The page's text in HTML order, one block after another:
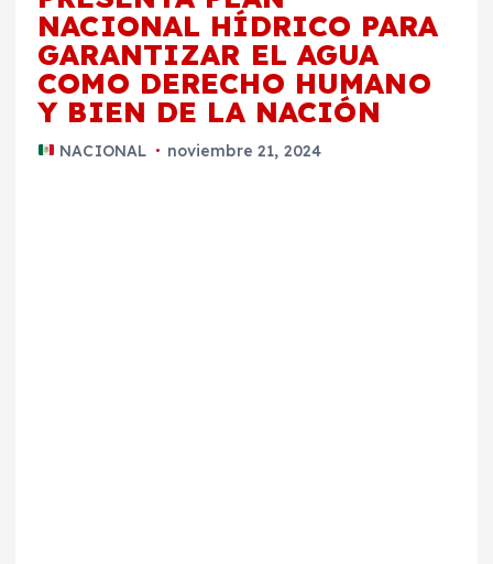
NACIONAL HÍDRICO PARA
GARANTIZAR EL AGUA
COMO DERECHO HUMANO
Y BIEN DE LA NACIÓN
NACIONAL noviembre 21, 2024